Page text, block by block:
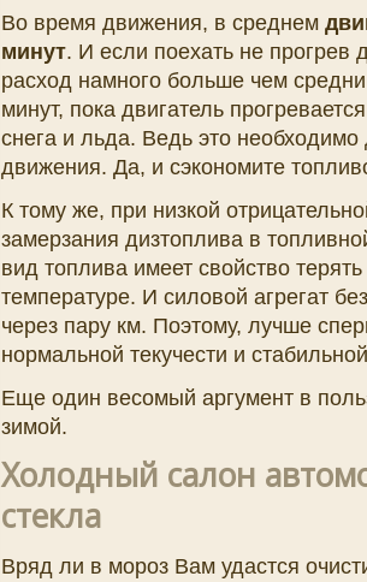
Во время движения, в среднем
минут. И если поехать не прогрев
расход намного больше чем
минут, пока двигатель
снега и льда. Ведь это
движения. Да, и сэкономите
К тому же, при низкой
замерзания дизтоплива в
вид топлива имеет свойство терять
температуре. И силовой агрегат
через пару км. Поэтому, лучше
нормальной текучести и
Еще один весомый аргумент в
зимой.
Холодный салон
стекла
Вряд ли в мороз Вам удастся